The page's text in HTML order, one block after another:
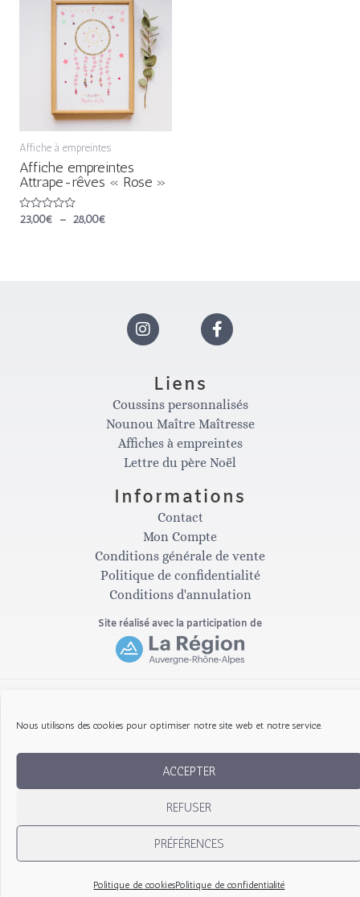
Nous utilisons des cookies pour optimiser notre site web et notre service.
ACCEPTER
REFUSER
PRÉFÉRENCES
Politique de cookiesPolitique de confidentialité
Affiche à empreintes
Affiche empreintes
Attrape-rêves « Rose »
Note
23,00€ – 28,00€
prix :
23,00€
à
28,00€
I
n
s
t
a
g
r
a
m
F
c
e
b
o
o
k
-
f
Liens
Coussins personnalisés
Nounou Maître Maîtresse
Affiches à empreintes
Lettre du père Noël
Informations
Contact
Mon Compte
Conditions générale de vente
Politique de confidentialité
Conditions d'annulation
Site réalisé avec la participation de